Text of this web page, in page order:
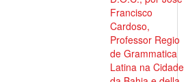
Francisco
Cardoso,
Professor Regio
de Grammatica
Latina na Cidade